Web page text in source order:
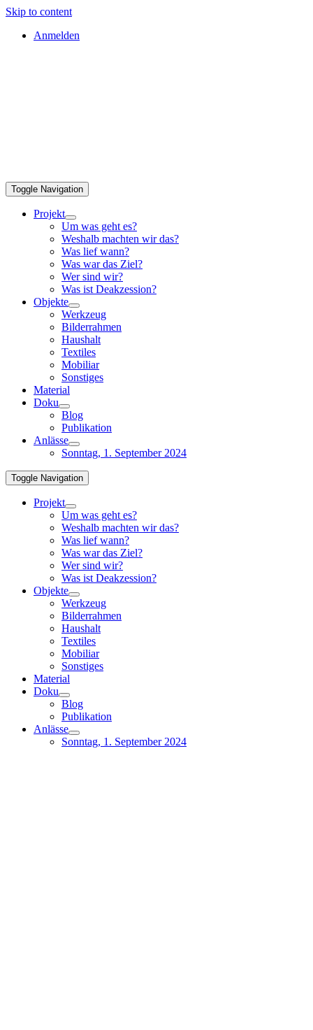
Skip to content
Anmelden
Toggle Navigation
Projekt
Um was geht es?
Weshalb machten wir das?
Was lief wann?
Was war das Ziel?
Wer sind wir?
Was ist Deakzession?
Objekte
Werkzeug
Bilderrahmen
Haushalt
Textiles
Mobiliar
Sonstiges
Material
Doku
Blog
Publikation
Anlässe
Sonntag, 1. September 2024
Toggle Navigation
Projekt
Um was geht es?
Weshalb machten wir das?
Was lief wann?
Was war das Ziel?
Wer sind wir?
Was ist Deakzession?
Objekte
Werkzeug
Bilderrahmen
Haushalt
Textiles
Mobiliar
Sonstiges
Material
Doku
Blog
Publikation
Anlässe
Sonntag, 1. September 2024